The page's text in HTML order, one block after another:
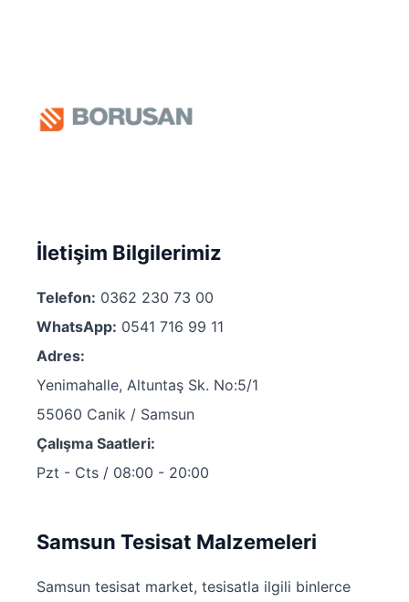
İletişim Bilgilerimiz
Telefon: 0362 230 73 00
WhatsApp: 0541 716 99 11
Adres:
Yenimahalle, Altuntaş Sk. No:5/1
55060 Canik / Samsun
Çalışma Saatleri:
Pzt - Cts / 08:00 - 20:00
Samsun Tesisat Malzemeleri
Samsun tesisat market, tesisatla ilgili binlerce